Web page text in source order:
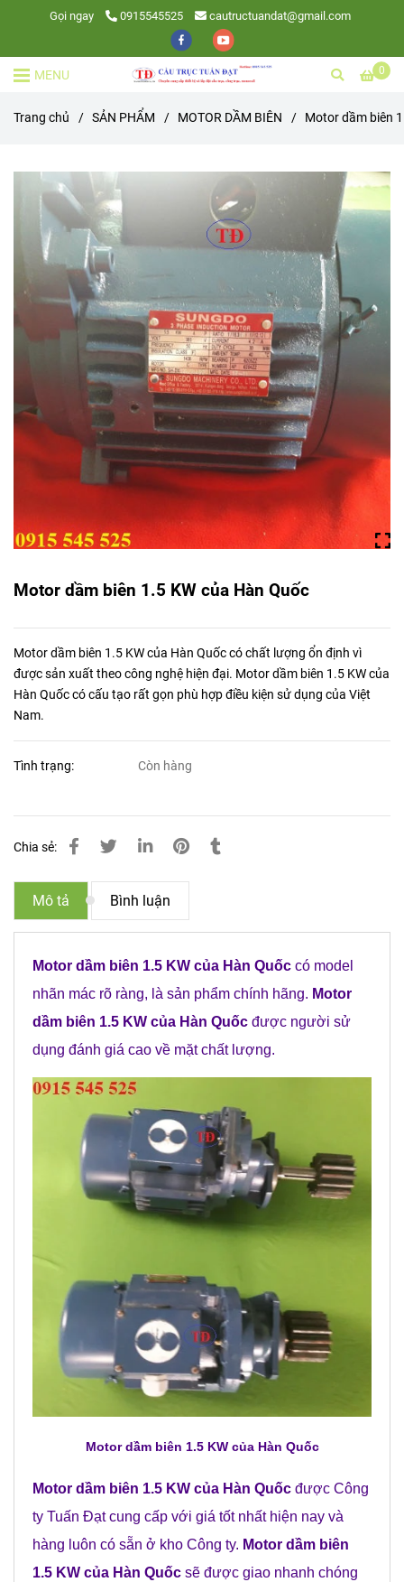
Gọi ngay 0915545525 cautructuandat@gmail.com
0
MENU
Trang chủ / SẢN PHẨM / MOTOR DẦM BIÊN / Motor dầm biên
Motor dầm biên 1.5 KW của Hàn Quốc
Motor dầm biên 1.5 KW của Hàn Quốc có chất lượng ổn định vì
được sản xuất theo công nghệ hiện đại. Motor dầm biên 1.5 KW của
Hàn Quốc có cấu tạo rất gọn phù hợp điều kiện sử dụng của Việt
Nam.
Tình trạng: Còn hàng
Chia sẻ:
Mô tả Bình luận
Motor dầm biên 1.5 KW của Hàn Quốc có model
nhãn mác rõ ràng, là sản phẩm chính hãng. Motor
dầm biên 1.5 KW của Hàn Quốc được người sử
dụng đánh giá cao về mặt chất lượng.
Motor dầm biên 1.5 KW của Hàn Quốc
Motor dầm biên 1.5 KW của Hàn Quốc được Công
ty Tuấn Đạt cung cấp với giá tốt nhất hiện nay và
hàng luôn có sẵn ở kho Công ty. Motor dầm biên
1.5 KW của Hàn Quốc sẽ được giao nhanh chóng